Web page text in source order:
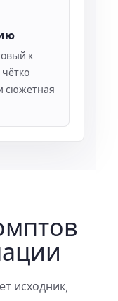
к
сюжетная
исходник,